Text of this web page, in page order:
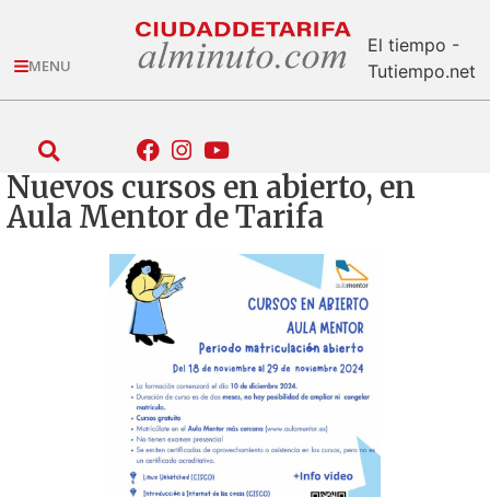
MENU
El tiempo -
Tutiempo.net
Nuevos cursos en abierto, en
Aula Mentor de Tarifa